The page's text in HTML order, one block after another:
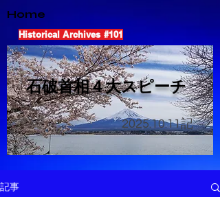
Home
Historical Archives #101
​石破首相４大スピーチ
2025.10.11記
記事